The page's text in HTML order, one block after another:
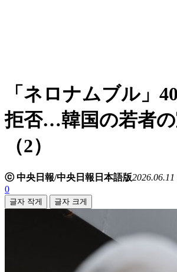
「ネロナムブル」
拒否…韓国の若者
（2）
ⓒ 中央日報/中央日報日本語版
0
글자 작게 글자 크게